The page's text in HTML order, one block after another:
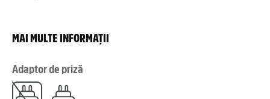
MAI MULTE INFORMAȚII
Adaptor de priză